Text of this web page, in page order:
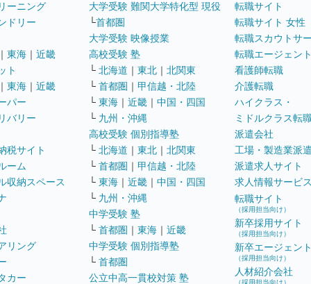
ーニング
ドリー
東海 ｜ 近畿
ト
東海 ｜ 近畿
パー
バリー
税サイト
ーム
収納スペース
リング
カー
大学受験 難関大学特化型 現役
└首都圏
大学受験 映像授業
高校受験 塾
└ 北海道 ｜ 東北 ｜ 北関東
└ 首都圏 ｜ 甲信越・北陸
└ 東海 ｜ 近畿 ｜ 中国・四国
└ 九州・沖縄
高校受験 個別指導塾
└ 北海道 ｜ 東北 ｜ 北関東
└ 首都圏 ｜ 甲信越・北陸
└ 東海 ｜ 近畿 ｜ 中国・四国
└ 九州・沖縄
中学受験 塾
└ 首都圏 ｜ 東海 ｜ 近畿
中学受験 個別指導塾
└ 首都圏
公立中高一貫校対策 塾
転職サイト
転職サイト 女性
転職スカウトサ
転職エージェン
看護師転職
介護転職
ハイクラス・
ミドルクラス転
派遣会社
工場・製造業派
派遣求人サイト
求人情報サービ
転職サイト
（採用担当向け）
新卒採用サイト
（採用担当向け）
新卒エージェン
（採用担当向け）
人材紹介会社
（採用担当向け）